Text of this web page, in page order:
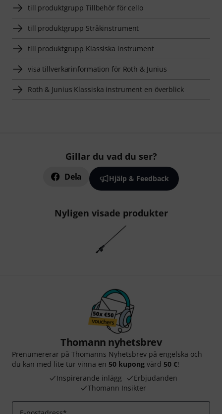
till produktgrupp Tillbehör för cello
till produktgrupp Stråkinstrument
till produktgrupp Klassiska instrument
visa tillverkarinformation för Roth & Junius
Roth & Junius Klassiska instrument en överblick
Gillar du vad du ser?
Dela Hjälp & Feedback
Nyligen visade produkter
Thomann nyhetsbrev
Prenumererar på Thomanns Nyhetsbrev på engelska och
du kan med lite tur vinna en 50 kupong värd 50 €!
Inspirerande inlägg
Erbjudanden
Thomann Insikter